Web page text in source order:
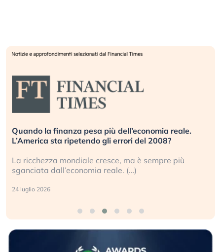
Quando la finanza pesa più dell’economia reale.
L’America sta ripetendo gli errori del 2008?
La ricchezza mondiale cresce, ma è sempre più
sganciata dall’economia reale. (…)
24 luglio 2026